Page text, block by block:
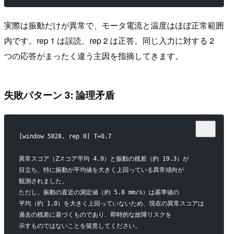
実際は振動だけが異常で、モータ電流と温度はほぼ正常範囲
内です。rep 1 は誤読、rep 2 は正答。同じ入力に対する 2
つの応答がまったく違う主因を指摘してきます。
失敗パターン 3: 論理矛盾
[window 5828, rep 0] T=0.7
異常スコア（Zスコア平均 4.9）と振動の残差（約 19.3）が
目立ち、特に振動が平均値を大きく上回っている異常傾向が
観測されました。
ただし、振動の直近の測定値（約 5.8 mm/s）は基準値の
平均（約 1.0）を大きく上回っていないため、現在の異常スコアは
過去の残差に基づくものであり、即時的な故障リスクを
示すものではないことを留意してください。